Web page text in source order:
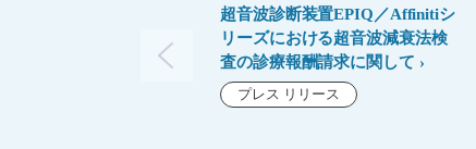
超音波診断装置EPIQ／Affinitiシ
リーズにおける超音波減衰法検
査の診療報酬請求に関して
プレス リリース